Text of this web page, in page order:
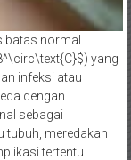
batas normal
yang
infeksi atau
dengan
sebagai
meredakan
tertentu.